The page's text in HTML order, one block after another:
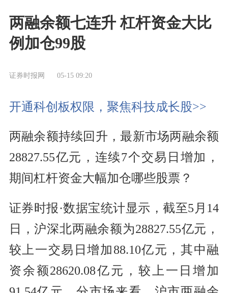
两融余额七连升 杠杆资金大比
例加仓99股
证券时报网 05-15 09:20
开通科创板权限，聚焦科技成长股>>
两融余额持续回升，最新市场两融余额
28827.55亿元，连续7个交易日增加，
期间杠杆资金大幅加仓哪些股票？
证券时报·数据宝统计显示，截至5月14
日，沪深北两融余额为28827.55亿元，
较上一交易日增加88.10亿元，其中融
资余额28620.08亿元，较上一日增加